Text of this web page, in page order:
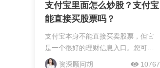
支付宝里面怎么炒股？支付宝
能直接买股票吗？
支付宝本身不能直接买卖股票，但它
是一个很好的理财信息入口。您可以
在支付宝的“理财”板块查看股票行情、
资深顾问胡 10767